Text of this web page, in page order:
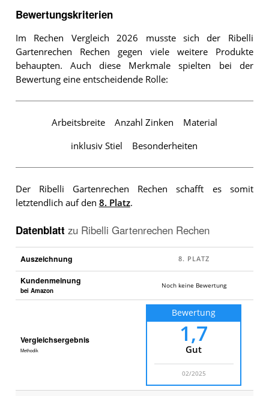
Bewertungskriterien
Im Rechen Vergleich 2026 musste sich der Ribelli
Gartenrechen Rechen gegen viele weitere Produkte
behaupten. Auch diese Merkmale spielten bei der
Bewertung eine entscheidende Rolle:
Arbeitsbreite Anzahl Zinken Material
inklusiv Stiel Besonderheiten
Der Ribelli Gartenrechen Rechen schafft es somit
letztendlich auf den 8. Platz.
Datenblatt zu Ribelli Gartenrechen Rechen
Auszeichnung
Kundenmeinung
bei Amazon
Noch keine Bewertung
Vergleichsergebnis
Methodik
Bewertung
1,7
Gut
02/2025